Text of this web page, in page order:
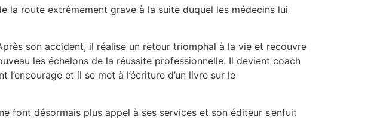
la route extrêmement grave à la suite duquel les médecins lui
son accident, il réalise un retour triomphal à la vie et recouvre
les échelons de la réussite professionnelle. Il devient coach
et il se met à l’écriture d’un livre sur le
font désormais plus appel à ses services et son éditeur s’enfuit